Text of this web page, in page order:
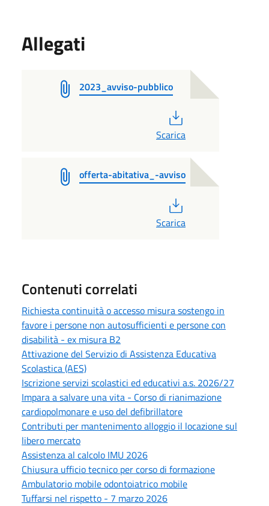
Allegati
2023_avviso-pubblico
Scarica
offerta-abitativa_-avviso
Scarica
Contenuti correlati
Richiesta continuità o accesso misura sostengo in
favore i persone non autosufficienti e persone con
disabilità - ex misura B2
Attivazione del Servizio di Assistenza Educativa
Scolastica (AES)
Iscrizione servizi scolastici ed educativi a.s. 2026/27
Impara a salvare una vita - Corso di rianimazione
cardiopolmonare e uso del defibrillatore
Contributi per mantenimento alloggio il locazione sul
libero mercato
Assistenza al calcolo IMU 2026
Chiusura ufficio tecnico per corso di formazione
Ambulatorio mobile odontoiatrico mobile
Tuffarsi nel rispetto - 7 marzo 2026